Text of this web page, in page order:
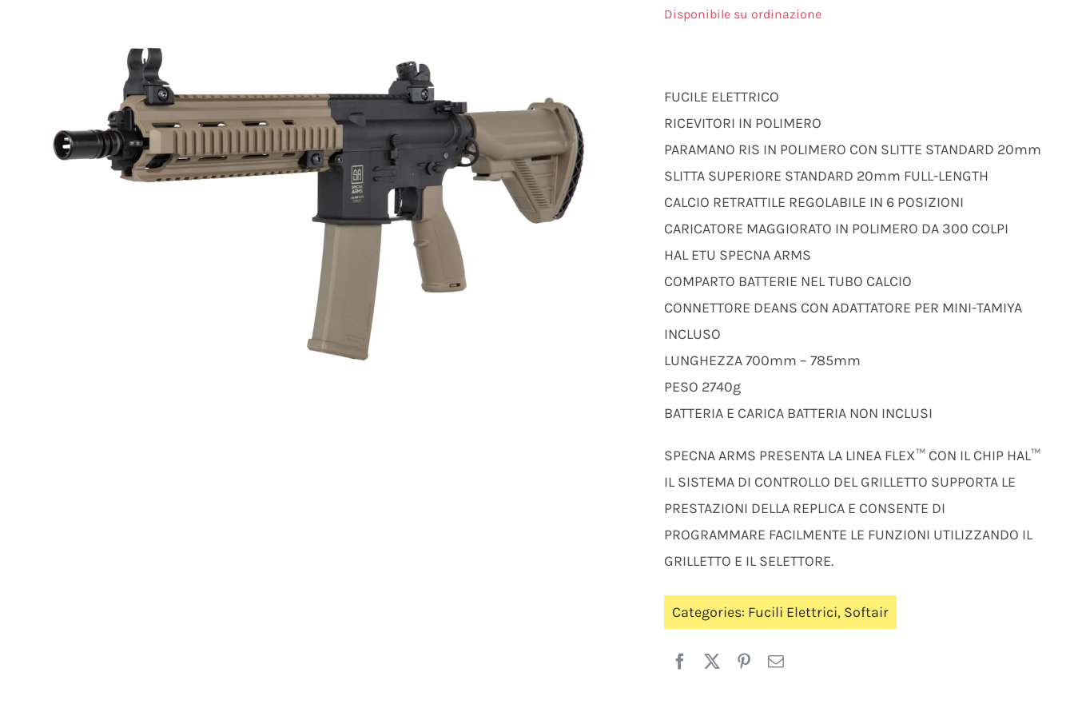
Disponibile su ordinazione
FUCILE ELETTRICO
RICEVITORI IN POLIMERO
PARAMANO RIS IN POLIMERO CON SLITTE STANDARD 20mm
SLITTA SUPERIORE STANDARD 20mm FULL-LENGTH
CALCIO RETRATTILE REGOLABILE IN 6 POSIZIONI
CARICATORE MAGGIORATO IN POLIMERO DA 300 COLPI
HAL ETU SPECNA ARMS
COMPARTO BATTERIE NEL TUBO CALCIO
CONNETTORE DEANS CON ADATTATORE PER MINI-TAMIYA
INCLUSO
LUNGHEZZA 700mm – 785mm
PESO 2740g
BATTERIA E CARICA BATTERIA NON INCLUSI
SPECNA ARMS PRESENTA LA LINEA FLEX™ CON IL CHIP HAL™
IL SISTEMA DI CONTROLLO DEL GRILLETTO SUPPORTA LE
PRESTAZIONI DELLA REPLICA E CONSENTE DI
PROGRAMMARE FACILMENTE LE FUNZIONI UTILIZZANDO IL
GRILLETTO E IL SELETTORE.
Categories: Fucili Elettrici, Softair